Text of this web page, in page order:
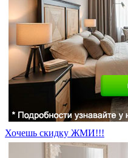
Хочешь скидку ЖМИ!!!